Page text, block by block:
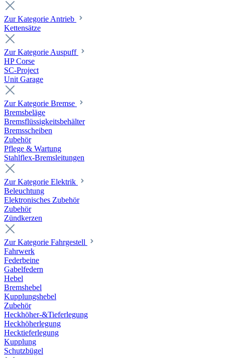
Zur Kategorie Antrieb
Kettensätze
Zur Kategorie Auspuff
HP Corse
SC-Project
Unit Garage
Zur Kategorie Bremse
Bremsbeläge
Bremsflüssigkeitsbehälter
Bremsscheiben
Zubehör
Pflege & Wartung
Stahlflex-Bremsleitungen
Zur Kategorie Elektrik
Beleuchtung
Elektronisches Zubehör
Zubehör
Zündkerzen
Zur Kategorie Fahrgestell
Fahrwerk
Federbeine
Gabelfedern
Hebel
Bremshebel
Kupplungshebel
Zubehör
Heckhöher-&Tieferlegung
Heckhöherlegung
Hecktieferlegung
Kupplung
Schutzbügel